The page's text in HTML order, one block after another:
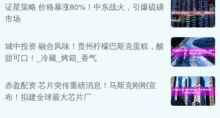
证星策略 价格暴涨80%！中东战火，引爆硫磺
市场
城中投资 融合风味！贵州柠檬巴斯克蛋糕，酸
甜可口！_冷藏_烤箱_香气
赤盈配资 芯片突传重磅消息！马斯克刚刚宣
布！拟建全球最大芯片厂